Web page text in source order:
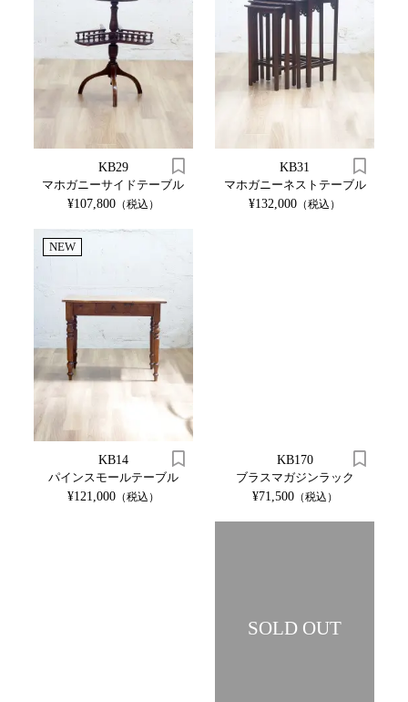
KB29
マホガニーサイドテーブル
¥107,800（税込）
KB31
マホガニーネストテーブル
¥132,000 （税込）
NEW
KB14
パインスモールテーブル
¥121,000（税込）
KB170
ブラスマガジンラック
¥71,500（税込）
SOLD OUT